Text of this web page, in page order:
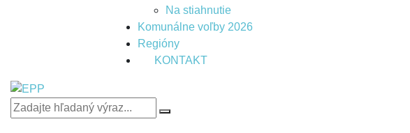
Na stiahnutie
Komunálne voľby 2026
Regióny
KONTAKT